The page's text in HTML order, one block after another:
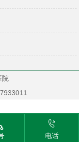
院

电话